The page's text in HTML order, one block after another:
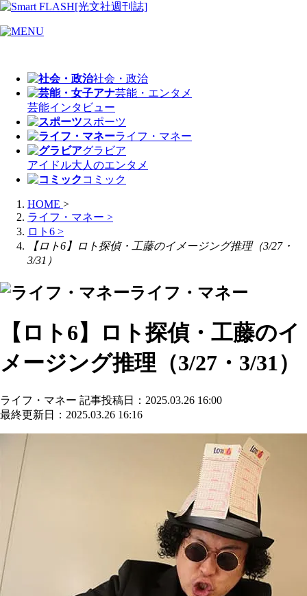
社会・政治
芸能・エンタメ
芸能インタビュー
スポーツ
ライフ・マネー
グラビア
アイドル大人のエンタメ
コミック
HOME >
ライフ・マネー >
ロト6 >
【ロト6】ロト探偵・工藤のイメージング推理（3/27・
3/31）
ライフ・マネー
【ロト6】ロト探偵・工藤のイ
メージング推理（3/27・3/31）
ライフ・マネー 記事投稿日：2025.03.26 16:00
最終更新日：2025.03.26 16:16